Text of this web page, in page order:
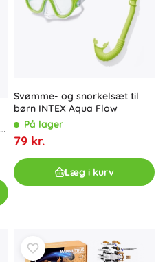
Svømme- og snorkelsæt til
børn INTEX Aqua Flow
På lager
79 kr.
Læg i kurv